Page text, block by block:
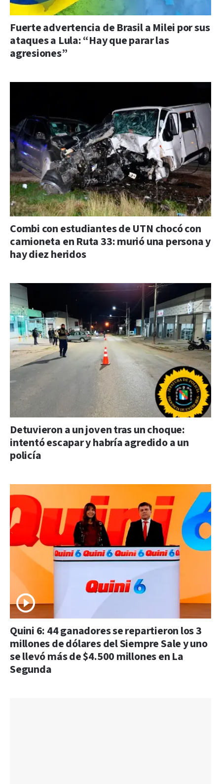
Fuerte advertencia de Brasil a Milei por sus
ataques a Lula: “Hay que parar las
agresiones”
Combi con estudiantes de UTN chocó con
camioneta en Ruta 33: murió una persona y
hay diez heridos
Detuvieron a un joven tras un choque:
intentó escapar y habría agredido a un
policía
Quini 6: 44 ganadores se repartieron los 3
millones de dólares del Siempre Sale y uno
se llevó más de $4.500 millones en La
Segunda